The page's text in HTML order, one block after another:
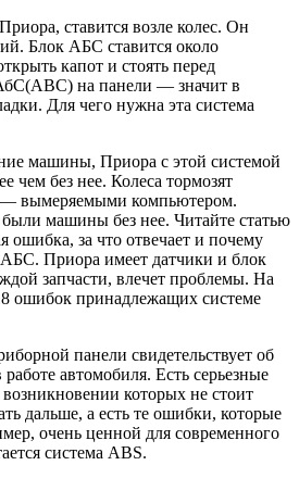
ставится возле колес. Он
Блок АБС ставится около
капот и стоять перед
на панели — значит в
Для чего нужна эта система
машины, Приора с этой системой
чем без нее. Колеса тормозят
вымеряемыми компьютером.
машины без нее. Читайте статью
ошибка, за что отвечает и почему
АБС. Приора имеет датчики и блок
запчасти, влечет проблемы. На
ошибок принадлежащих системе
панели свидетельствует об
автомобиля. Есть серьезные
которых не стоит
дальше, а есть те ошибки, которые
очень ценной для современного
система ABS.